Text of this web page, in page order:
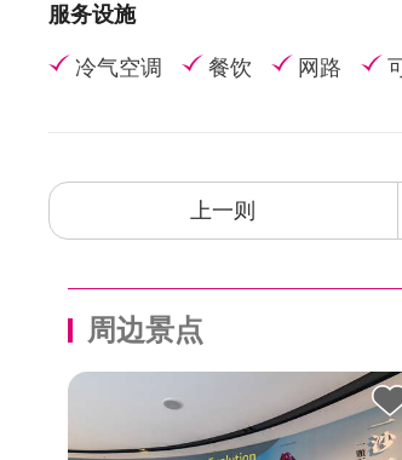
服务设施
冷气空调 餐饮 网路
上一则
周边景点